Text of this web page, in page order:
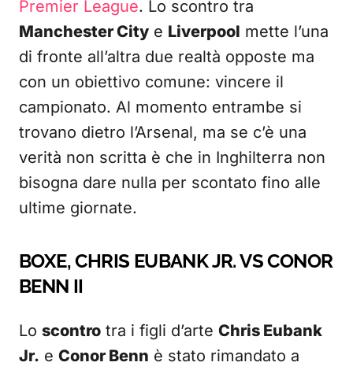
Premier League. Lo scontro tra
Manchester City e Liverpool mette l’una
di fronte all’altra due realtà opposte ma
con un obiettivo comune: vincere il
campionato. Al momento entrambe si
trovano dietro l’Arsenal, ma se c’è una
verità non scritta è che in Inghilterra non
bisogna dare nulla per scontato fino alle
ultime giornate.
BOXE, CHRIS EUBANK JR. VS CONOR
BENN II
Lo scontro tra i figli d’arte Chris Eubank
Jr. e Conor Benn è stato rimandato a